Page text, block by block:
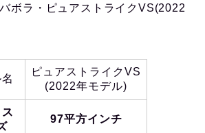
ボラ・ピュアストライクVS(2022
ピュアストライクVS
(2022年モデル)
97平方インチ